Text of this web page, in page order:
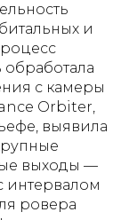
и
с камеры
Orbiter,
выявила
выходы —
интервалом
ровера